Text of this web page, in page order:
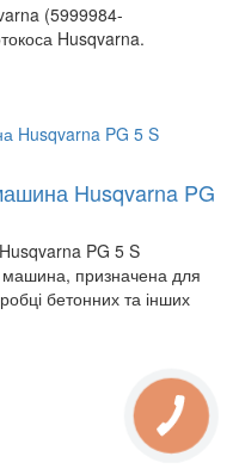
(5999984-
Husqvarna.
Husqvarna PG
PG 5 S
призначена для
бетонних та інших